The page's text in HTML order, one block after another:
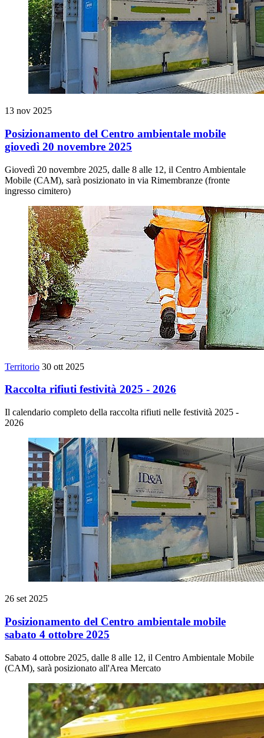
13 nov 2025
Posizionamento del Centro ambientale mobile
giovedì 20 novembre 2025
Giovedì 20 novembre 2025, dalle 8 alle 12, il Centro Ambientale
Mobile (CAM), sarà posizionato in via Rimembranze (fronte
ingresso cimitero)
Territorio 30 ott 2025
Raccolta rifiuti festività 2025 - 2026
Il calendario completo della raccolta rifiuti nelle festività 2025 -
2026
26 set 2025
Posizionamento del Centro ambientale mobile
sabato 4 ottobre 2025
Sabato 4 ottobre 2025, dalle 8 alle 12, il Centro Ambientale Mobile
(CAM), sarà posizionato all'Area Mercato